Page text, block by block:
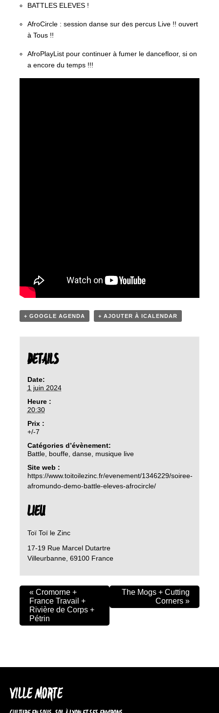
BATTLES ELEVES !
AfroCircle : session danse sur des percus Live !! ouvert
à Tous !!
AfroPlayList pour continuer à fumer le dancefloor, si on
a encore du temps !!!
+ GOOGLE AGENDA + AJOUTER À ICALENDAR
DETAILS
Date:
1 juin 2024
Heure :
20:30
Prix :
+/-7
Catégories d’évènement:
Battle, bouffe, danse, musique live
Site web :
https://www.toitoilezinc.fr/evenement/1346229/soiree-
afromundo-demo-battle-eleves-afrocircle/
LIEU
Toï Toï le Zinc
17-19 Rue Marcel Dutartre
Villeurbanne, 69100 France
« Cromorne +
France Travail +
Rivière de Corps +
Pétrin
The Mogs + Cutting
Corners »
VILLE MORTE